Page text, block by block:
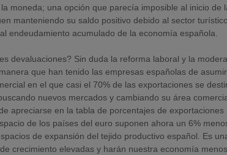
moneda; una opción que parecía imposible al inicio de
manteniendo su saldo positivo debido al sector
endeudamiento acumulado de la economía española.
devaluaciones? Sin duda la reforma laboral y la
que han tenido las empresas españolas de
en el que casi el 70% de las exportaciones se
nuevos mercados y cambiando su área
apreciarse en la tabla de porcentajes de exportaciones
de los países del euro suponen ahora un 6%
de expansión del tejido productivo español. Es
crecimiento elevadas y harán nuestra economía menos